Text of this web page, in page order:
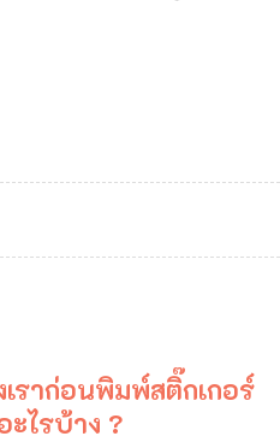
ราก่อนพิมพ์สติ๊กเกอร์
ไรบ้าง ?